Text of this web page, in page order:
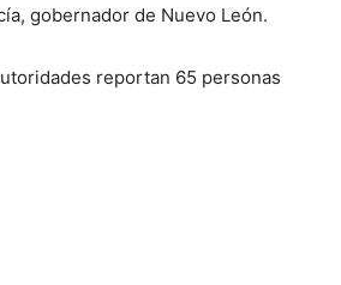
gobernador de Nuevo León.
reportan 65 personas